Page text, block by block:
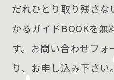
だれひとり取り残さ
かるガイドBOOKを無
す。 お問い合わせフォ
り、お申し込み下さ